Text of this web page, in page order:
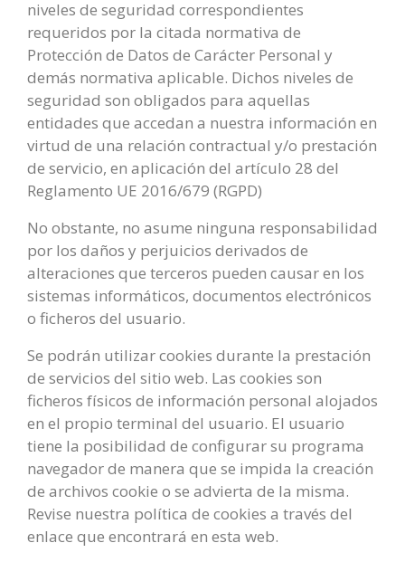
niveles de seguridad correspondientes
requeridos por la citada normativa de
Protección de Datos de Carácter Personal y
demás normativa aplicable. Dichos niveles de
seguridad son obligados para aquellas
entidades que accedan a nuestra información en
virtud de una relación contractual y/o prestación
de servicio, en aplicación del artículo 28 del
Reglamento UE 2016/679 (RGPD)
No obstante, no asume ninguna responsabilidad
por los daños y perjuicios derivados de
alteraciones que terceros pueden causar en los
sistemas informáticos, documentos electrónicos
o ficheros del usuario.
Se podrán utilizar cookies durante la prestación
de servicios del sitio web. Las cookies son
ficheros físicos de información personal alojados
en el propio terminal del usuario. El usuario
tiene la posibilidad de configurar su programa
navegador de manera que se impida la creación
de archivos cookie o se advierta de la misma.
Revise nuestra política de cookies a través del
enlace que encontrará en esta web.